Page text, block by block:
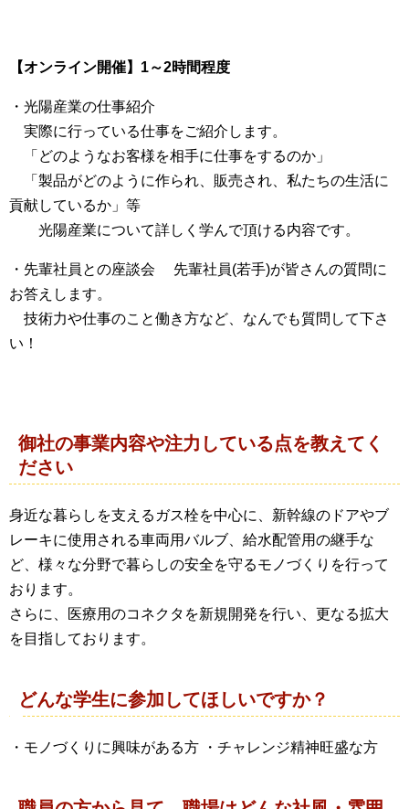
【オンライン開催】1～2時間程度
・光陽産業の仕事紹介
実際に行っている仕事をご紹介します。
「どのようなお客様を相手に仕事をするのか」
「製品がどのように作られ、販売され、私たちの生活に
貢献しているか」等
光陽産業について詳しく学んで頂ける内容です。
・先輩社員との座談会 先輩社員(若手)が皆さんの質問に
お答えします。
技術力や仕事のこと働き方など、なんでも質問して下さ
い！
御社の事業内容や注力している点を教えてく
ださい
身近な暮らしを支えるガス栓を中心に、新幹線のドアやブ
レーキに使用される車両用バルブ、給水配管用の継手な
ど、様々な分野で暮らしの安全を守るモノづくりを行って
おります。
さらに、医療用のコネクタを新規開発を行い、更なる拡大
を目指しております。
どんな学生に参加してほしいですか？
・モノづくりに興味がある方 ・チャレンジ精神旺盛な方